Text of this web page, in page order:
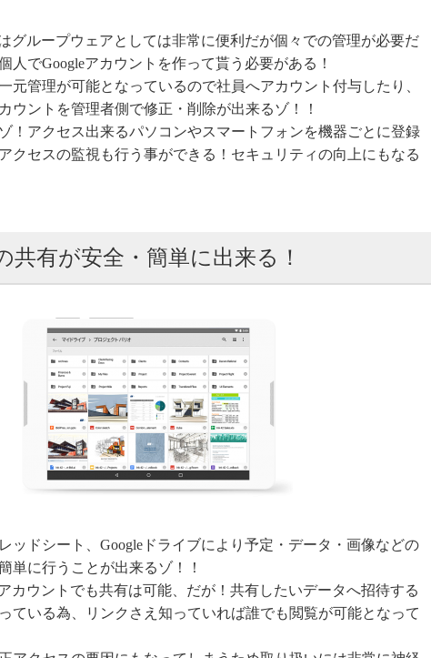
グループウェアとしては非常に便利だが個々での管理が必要だ
人でGoogleアカウントを作って貰う必要がある！
元管理が可能となっているので社員へアカウント付与したり、
ウントを管理者側で修正・削除が出来るゾ！！
！アクセス出来るパソコンやスマートフォンを機器ごとに登録
クセスの監視も行う事ができる！セキュリティの向上にもなる
共有が安全・簡単に出来る！
ッドシート、Googleドライブにより予定・データ・画像などの
単に行うことが出来るゾ！！
カウントでも共有は可能、だが！共有したいデータへ招待する
ている為、リンクさえ知っていれば誰でも閲覧が可能となって